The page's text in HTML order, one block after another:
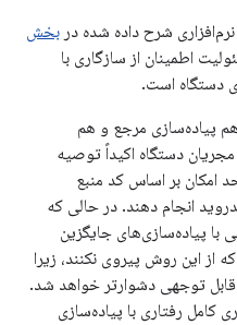
داده شده دربخش
از سازگاری با
مرجع و هم
اکیداً توصیه
کد منبع
دهند. در حالی که
جایگزین
نکنند، زیرا
دشوارتر خواهد شد.
با پیاده‌سازی